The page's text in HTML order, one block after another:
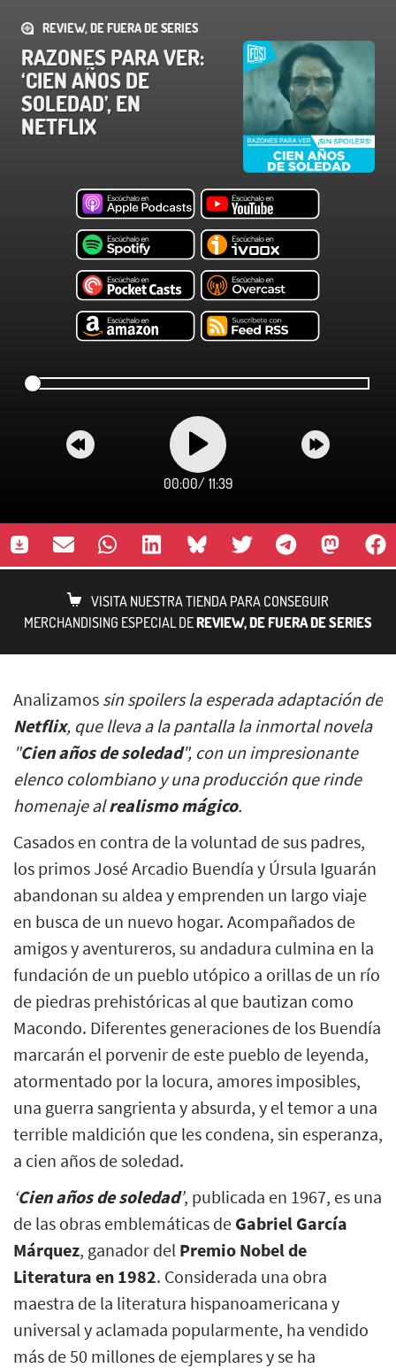
REVIEW, DE FUERA DE SERIES
RAZONES PARA VER:
‘CIEN AÑOS DE
SOLEDAD’, EN
NETFLIX
00:00/ 11:39
VISITA NUESTRA TIENDA PARA CONSEGUIR
MERCHANDISING ESPECIAL DEREVIEW, DE FUERA DE SERIES
Analizamos sin spoilers la esperada adaptación de
Netflix, que lleva a la pantalla la inmortal novela
"Cien años de soledad", con un impresionante
elenco colombiano y una producción que rinde
homenaje alrealismo mágico.
Casados en contra de la voluntad de sus padres,
los primos José Arcadio Buendía y Úrsula Iguarán
abandonan su aldea y emprenden un largo viaje
en busca de un nuevo hogar. Acompañados de
amigos y aventureros, su andadura culmina en la
fundación de un pueblo utópico a orillas de un río
de piedras prehistóricas al que bautizan como
Macondo. Diferentes generaciones de los Buendía
marcarán el porvenir de este pueblo de leyenda,
atormentado por la locura, amores imposibles,
una guerra sangrienta y absurda, y el temor a una
terrible maldición que les condena, sin esperanza,
a cien años de soledad.
‘Cien años de soledad’, publicada en 1967, es una
de las obras emblemáticas de Gabriel García
Márquez, ganador del Premio Nobel de
Literatura en 1982. Considerada una obra
maestra de la literatura hispanoamericana y
universal y aclamada popularmente, ha vendido
más de 50 millones de ejemplares y se ha